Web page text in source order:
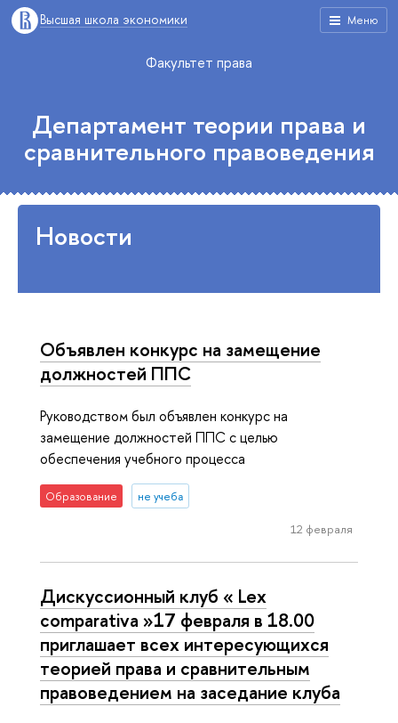
Меню
Высшая школа экономики
Факультет права
Департамент теории права и
сравнительного правоведения
Новости
Объявлен конкурс на замещение
должностей ППС
Руководством был объявлен конкурс на
замещение должностей ППС с целью
обеспечения учебного процесса
Образование не учеба
12 февраля
Дискуссионный клуб « Lex
comparativa »17 февраля в 18.00
приглашает всех интересующихся
теорией права и сравнительным
правоведением на заседание клуба